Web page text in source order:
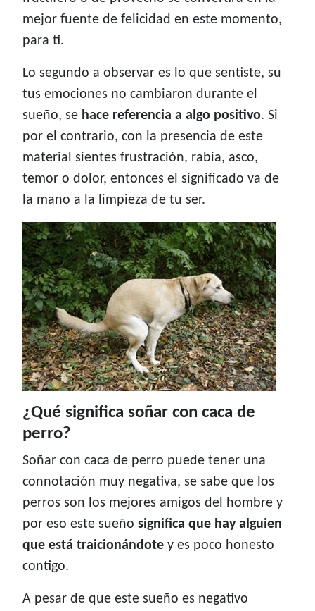
mejor fuente de felicidad en este momento,
para ti.
Lo segundo a observar es lo que sentiste, su
tus emociones no cambiaron durante el
sueño, se hace referencia a algo positivo. Si
por el contrario, con la presencia de este
material sientes frustración, rabia, asco,
temor o dolor, entonces el significado va de
la mano a la limpieza de tu ser.
¿Qué significa soñar con caca de
perro?
Soñar con caca de perro puede tener una
connotación muy negativa, se sabe que los
perros son los mejores amigos del hombre y
por eso este sueño significa que hay alguien
que está traicionándote y es poco honesto
contigo.
A pesar de que este sueño es negativo